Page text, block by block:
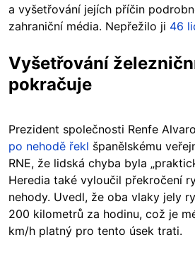
a vyšetřování jejích příčin
zahraniční média. Nepřežilo ji 46
Vyšetřování
pokračuje
Prezident společnosti Renfe
po nehodě řekl španělskému
RNE, že lidská chyba byla
Heredia také vyloučil překročení
nehody. Uvedl, že oba vlaky jely
200 kilometrů za hodinu, což je
km/h platný pro tento úsek trati.